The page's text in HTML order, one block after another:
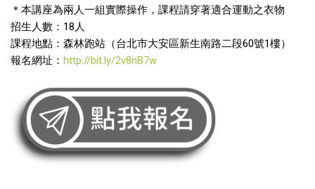
＊本講座為兩人一組實際操作，課程請穿著適合運動之衣物
招生人數：18人
課程地點：森林跑站（台北市大安區新生南路二段60號1樓）
報名網址： http://bit.ly/2v8nB7w